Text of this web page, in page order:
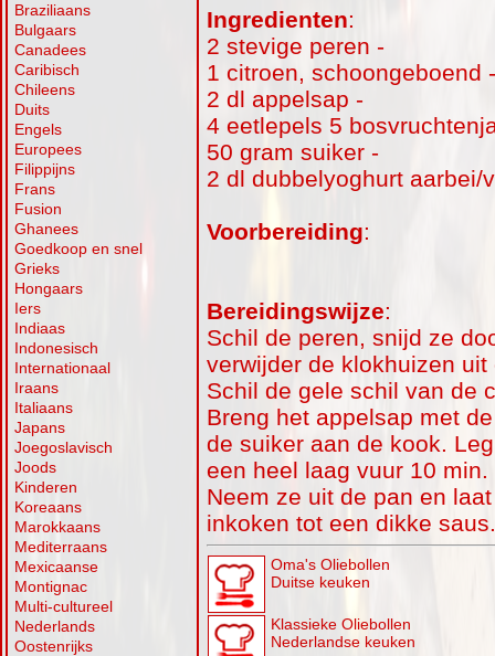
Braziliaans
Bulgaars
Canadees
Caribisch
Chileens
Duits
Engels
Europees
Filippijns
Frans
Fusion
Ghanees
Goedkoop en snel
Grieks
Hongaars
Iers
Indiaas
Indonesisch
Internationaal
Iraans
Italiaans
Japans
Joegoslavisch
Joods
Kinderen
Koreaans
Marokkaans
Mediterraans
Mexicaanse
Montignac
Multi-cultureel
Nederlands
Oostenrijks
Ingredienten:
2 stevige peren -
1 citroen, schoongeboend -
2 dl appelsap -
4 eetlepels 5
50 gram suiker -
2 dl dubbelyoghurt aarbei/
Voorbereiding:
Bereidingswijze:
Schil de peren, snijd ze
verwijder de klokhuizen
Schil de gele schil van de
Breng het appelsap met
de suiker aan de kook.
een heel laag vuur 10
Neem ze uit de pan en
inkoken tot een dikke saus.
Oma's Oliebollen
Duitse keuken
Klassieke Oliebollen
Nederlandse keuken